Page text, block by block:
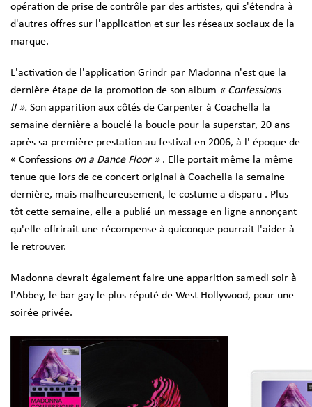
opération de prise de contrôle par des artistes, qui s'étendra à
d'autres offres sur l'application et sur les réseaux sociaux de la
marque.
L'activation de l'application Grindr par Madonna n'est que la
dernière étape de la promotion de son album « Confessions
II ». Son apparition aux côtés de Carpenter à Coachella la
semaine dernière a bouclé la boucle pour la superstar, 20 ans
après sa première prestation au festival en 2006, à l' époque de
« Confessions on a Dance Floor » . Elle portait même la même
tenue que lors de ce concert original à Coachella la semaine
dernière, mais malheureusement, le costume a disparu . Plus
tôt cette semaine, elle a publié un message en ligne annonçant
qu'elle offrirait une récompense à quiconque pourrait l'aider à
le retrouver.
Madonna devrait également faire une apparition samedi soir à
l'Abbey, le bar gay le plus réputé de West Hollywood, pour une
soirée privée.